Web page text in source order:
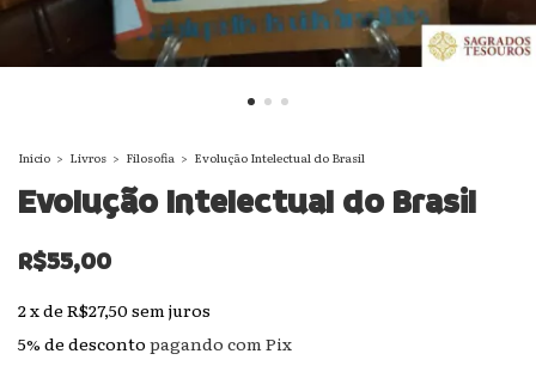
Início > Livros > Filosofia > Evolução Intelectual do Brasil
Evolução Intelectual do Brasil
R$55,00
2xde R$27,50 sem juros
5% de desconto pagando com Pix